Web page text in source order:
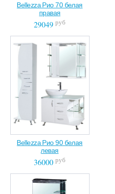
Bellezza Рио 70 белая
правая
29049 руб
Bellezza Рио 90 белая
левая
36000 руб